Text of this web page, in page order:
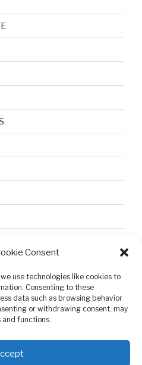
Consent
use technologies like cookies to
Consenting to these
data such as browsing behavior
or withdrawing consent, may
functions.